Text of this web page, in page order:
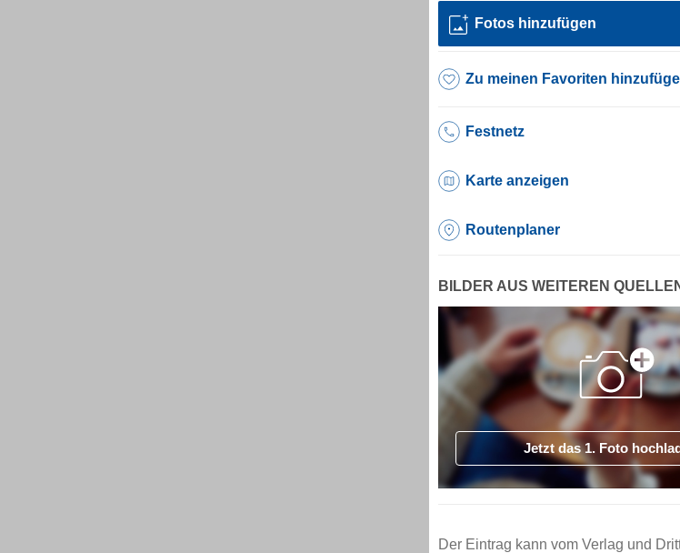
Fotos hinzufügen
Zu meinen Favoriten
Festnetz
Karte anzeigen
Routenplaner
BILDER AUS WEITEREN
Jetzt das 1. Foto
Der Eintrag kann vom Verlag und